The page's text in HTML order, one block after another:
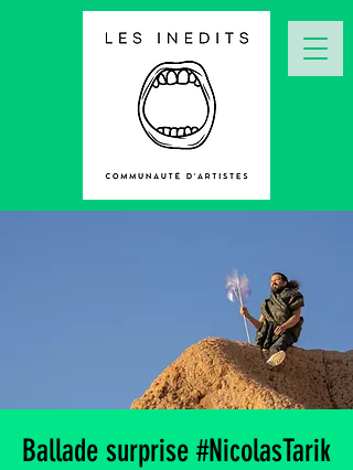
Ballade surprise #NicolasTarik